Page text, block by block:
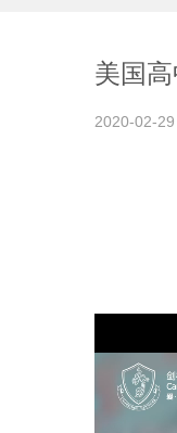
美国
2020-02-29
频